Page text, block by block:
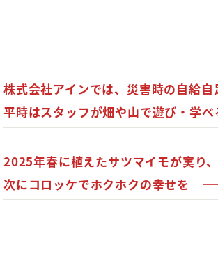
株式会社アインでは、災害時の自給自
平時はスタッフが畑や山で遊び・学べ
2025年春に植えたサツマイモが実り
次にコロッケでホクホクの幸せを